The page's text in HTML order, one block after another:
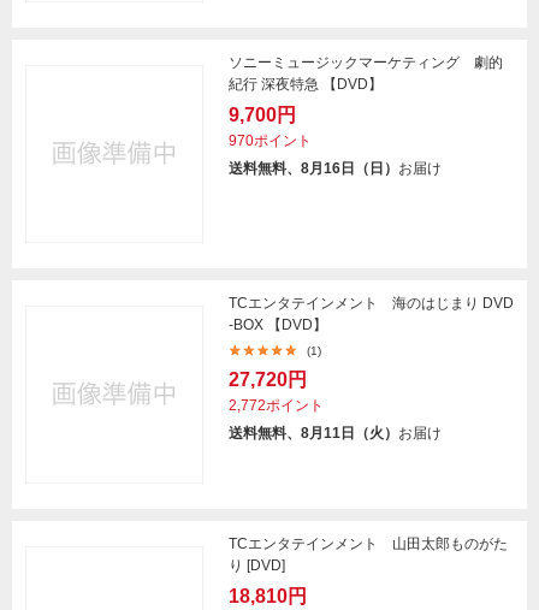
ソニーミュージックマーケティング 劇的
紀行 深夜特急 【DVD】
9,700円
970ポイント
送料無料、8月16日（日） お届け
TCエンタテインメント 海のはじまり DVD
-BOX 【DVD】
(1)
27,720円
2,772ポイント
送料無料、8月11日（火） お届け
TCエンタテインメント 山田太郎ものがた
り [DVD]
18,810円